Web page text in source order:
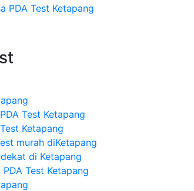
PDA Test Ketapang
Test Ketapang
Ketapang
murah diKetapang
di Ketapang
Test Ketapang